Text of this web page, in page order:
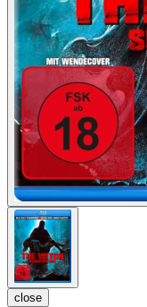
close